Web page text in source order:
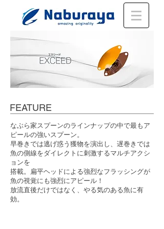
FEATURE
なぶら家スプーンのラインナップの中で最もア
ピールの強いスプーン。
早巻きでは逃げ惑う獲物を演出し、遅巻きでは
魚の側線をダイレクトに刺激するマルチアクシ
ョンを
搭載。​扁平ヘッドによる強烈なフラッシングが
魚の視覚にも強烈にアピール！
放流直後だけではなく、やる気のある魚に有
効。